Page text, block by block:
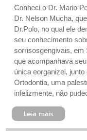
Conheci o Dr. Mario
Dr. Nelson Mucha,
Dr.Polo, no qual ele
seu conhecimento
sorrisosgengivais, em
que acompanhava
única eorganizei,
Ortodontia, uma
infelizmente, não
Leia mais